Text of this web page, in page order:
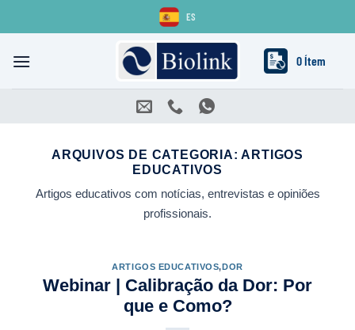
ES
0 Ítem
ARQUIVOS DE CATEGORIA:ARTIGOS
EDUCATIVOS
Artigos educativos com notícias, entrevistas e opiniões
profissionais.
ARTIGOS EDUCATIVOS,DOR
Webinar | Calibração da Dor: Por
que e Como?